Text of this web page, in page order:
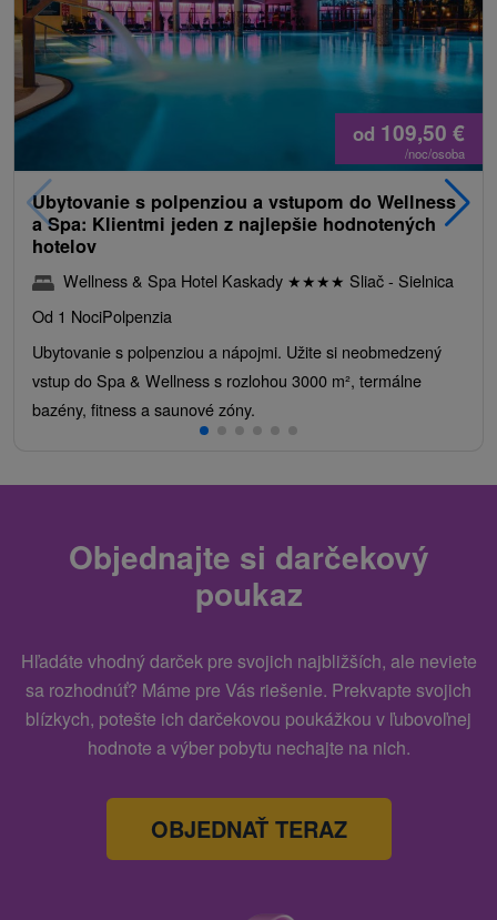
od 109,50 €
/noc/osoba
Ubytovanie s polpenziou a vstupom do Wellness
a Spa: Klientmi jeden z najlepšie hodnotených
hotelov
Wellness & Spa Hotel Kaskady ★★★★ Sliač - Sielnica
Od 1 NociPolpenzia
Ubytovanie s polpenziou a nápojmi. Užite si neobmedzený
vstup do Spa & Wellness s rozlohou 3000 m², termálne
bazény, fitness a saunové zóny.
Objednajte si darčekový
poukaz
Hľadáte vhodný darček pre svojich najbližších, ale neviete
sa rozhodnúť? Máme pre Vás riešenie. Prekvapte svojich
blízkych, potešte ich darčekovou poukážkou v ľubovoľnej
hodnote a výber pobytu nechajte na nich.
OBJEDNAŤ TERAZ